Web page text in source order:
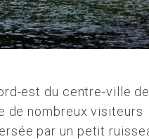
est du centre-ville
de nombreux visiteurs
par un petit